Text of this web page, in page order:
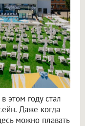
этом году стал
Даже когда
можно плавать